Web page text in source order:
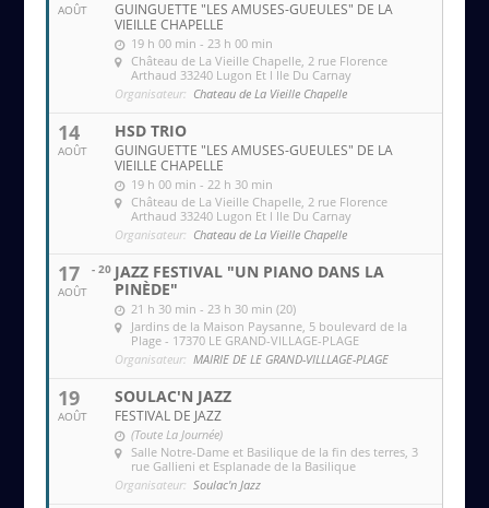
AOÛT
GUINGUETTE "LES AMUSES-GUEULES" DE LA
VIEILLE CHAPELLE
19 h 00 min - 23 h 00 min
Château de La Vieille Chapelle , 2 rue Florence
Arthaud 33240 Lugon Et l Ile Du Carnay
Organisateur: Chateau de La Vieille Chapelle
14
AOÛT
HSD TRIO
GUINGUETTE "LES AMUSES-GUEULES" DE LA
VIEILLE CHAPELLE
19 h 00 min - 22 h 30 min
Château de La Vieille Chapelle , 2 rue Florence
Arthaud 33240 Lugon Et l Ile Du Carnay
Organisateur: Chateau de La Vieille Chapelle
17
AOÛT
- 20 JAZZ FESTIVAL "UN PIANO DANS LA
PINÈDE"
21 h 30 min - 23 h 30 min (20)
Jardins de la Maison Paysanne , 5 boulevard de la
Plage - 17370 LE GRAND-VILLAGE-PLAGE
Organisateur: MAIRIE DE LE GRAND-VILLLAGE-PLAGE
19
AOÛT
SOULAC'N JAZZ
FESTIVAL DE JAZZ
(Toute La Journée)
Salle Notre-Dame et Basilique de la fin des terres , 3
rue Gallieni et Esplanade de la Basilique
Organisateur: Soulac'n Jazz